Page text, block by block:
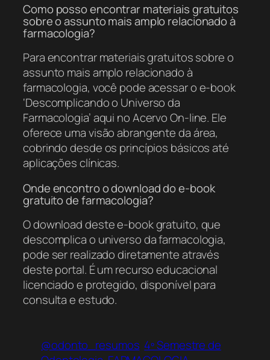
Como posso encontrar materiais gratuitos
sobre o assunto mais amplo relacionado à
farmacologia?
Para encontrar materiais gratuitos sobre o
assunto mais amplo relacionado à
farmacologia, você pode acessar o e-book
‘Descomplicando o Universo da
Farmacologia’ aqui no Acervo On-line. Ele
oferece uma visão abrangente da área,
cobrindo desde os princípios básicos até
aplicações clínicas.
Onde encontro o download do e-book
gratuito de farmacologia?
O download deste e-book gratuito, que
descomplica o universo da farmacologia,
pode ser realizado diretamente através
deste portal. É um recurso educacional
licenciado e protegido, disponível para
consulta e estudo.
@odonto_resumos 4º Semestre de